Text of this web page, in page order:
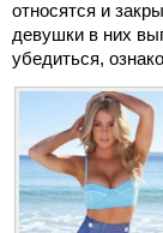
относятся и
девушки в них
убедиться,